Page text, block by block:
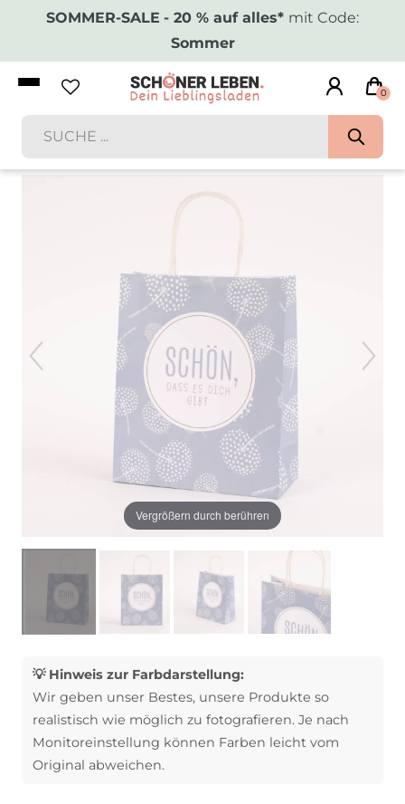
SOMMER-SALE - 20 % auf alles* mit Code:
Sommer
0
Vergrößern durch berühren
💡 Hinweis zur Farbdarstellung:
Wir geben unser Bestes, unsere Produkte so
realistisch wie möglich zu fotografieren. Je nach
Monitoreinstellung können Farben leicht vom
Original abweichen.